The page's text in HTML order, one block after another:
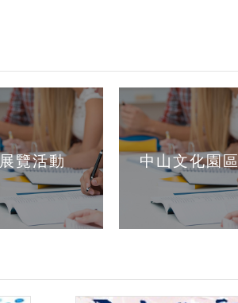
展覽活動 中山文化園區